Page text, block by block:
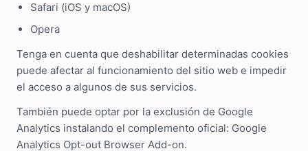
Safari (iOS y macOS)
Opera
Tenga en cuenta que deshabilitar determinadas cookies
puede afectar al funcionamiento del sitio web e impedir
el acceso a algunos de sus servicios.
También puede optar por la exclusión de Google
Analytics instalando el complemento oficial: Google
Analytics Opt-out Browser Add-on.